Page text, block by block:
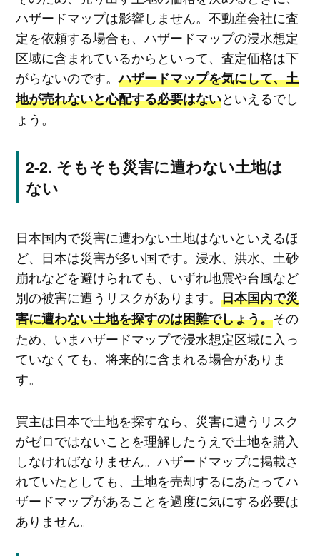
ハザードマップは影響しません。不動産会社に査
定を依頼する場合も、ハザードマップの浸水想定
区域に含まれているからといって、査定価格は下
がらないのです。ハザードマップを気にして、土
地が売れないと心配する必要はないといえるでし
ょう。
そもそも災害に遭わない土地は
ない
日本国内で災害に遭わない土地はないといえるほ
ど、日本は災害が多い国です。浸水、洪水、土砂
崩れなどを避けられても、いずれ地震や台風など
別の被害に遭うリスクがあります。 日本国内で災
害に遭わない土地を探すのは困難でしょう。その
ため、いまハザードマップで浸水想定区域に入っ
ていなくても、将来的に含まれる場合がありま
す。
買主は日本で土地を探すなら、災害に遭うリスク
がゼロではないことを理解したうえで土地を購入
しなければなりません。ハザードマップに掲載さ
れていたとしても、土地を売却するにあたってハ
ザードマップがあることを過度に気にする必要は
ありません。